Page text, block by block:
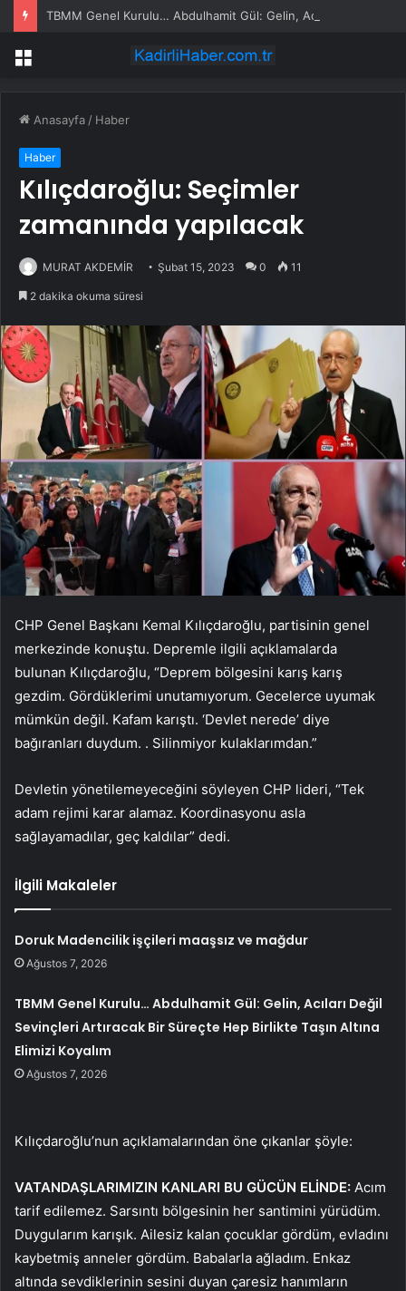
Menü
Anasayfa / Haber
Haber
Kılıçdaroğlu: Seçimler
zamanında yapılacak
MURAT AKDEMİR Şubat 15, 2023 0 11
2 dakika okuma süresi
CHP Genel Başkanı Kemal Kılıçdaroğlu, partisinin genel
merkezinde konuştu. Depremle ilgili açıklamalarda
bulunan Kılıçdaroğlu, “Deprem bölgesini karış karış
gezdim. Gördüklerimi unutamıyorum. Gecelerce uyumak
mümkün değil. Kafam karıştı. ‘Devlet nerede’ diye
bağıranları duydum. . Silinmiyor kulaklarımdan.”
Devletin yönetilemeyeceğini söyleyen CHP lideri, “Tek
adam rejimi karar alamaz. Koordinasyonu asla
sağlayamadılar, geç kaldılar” dedi.
İlgili Makaleler
Doruk Madencilik işçileri maaşsız ve mağdur
Ağustos 7, 2026
TBMM Genel Kurulu… Abdulhamit Gül: Gelin, Acıları Değil
Sevinçleri Artıracak Bir Süreçte Hep Birlikte Taşın Altına
Elimizi Koyalım
Ağustos 7, 2026
Kılıçdaroğlu’nun açıklamalarından öne çıkanlar şöyle:
VATANDAŞLARIMIZIN KANLARI BU GÜCÜN ELİNDE: Acım
tarif edilemez. Sarsıntı bölgesinin her santimini yürüdüm.
Duygularım karışık. Ailesiz kalan çocuklar gördüm, evladını
kaybetmiş anneler gördüm. Babalarla ağladım. Enkaz
altında sevdiklerinin sesini duyan çaresiz hanımların